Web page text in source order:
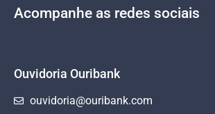
Acompanhe as redes sociais
Ouvidoria Ouribank
ouvidoria@ouribank.com